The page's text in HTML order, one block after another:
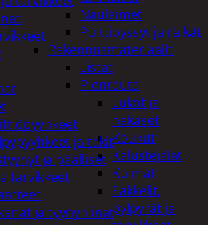
Naulaimet
Pulttipyssyt ja räikät
Rakennusmateriaalit
Listat
Pienrauta
Lukot ja
hakaset
Koukut
Kalustejalat
Kulmat
Sakkelit,
pylpyrät ja
ja takit
ja päälliset
tarvikkeet
ja tyynynlinat